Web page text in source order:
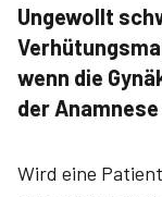
Ungewollt
wenn die
der
Wird eine